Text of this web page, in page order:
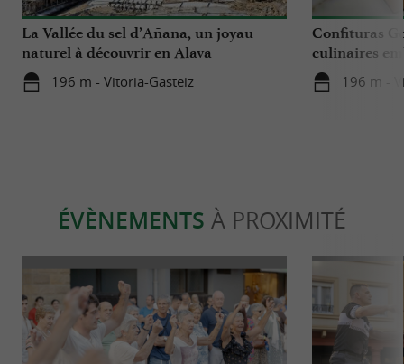
La Vallée du sel d’Añana, un joyau
naturel à découvrir en Alava
196 m - Vitoria-Gasteiz
Confituras
culinaires
Basque
196 m -
ÉVÈNEMENTS À PROXIMITÉ